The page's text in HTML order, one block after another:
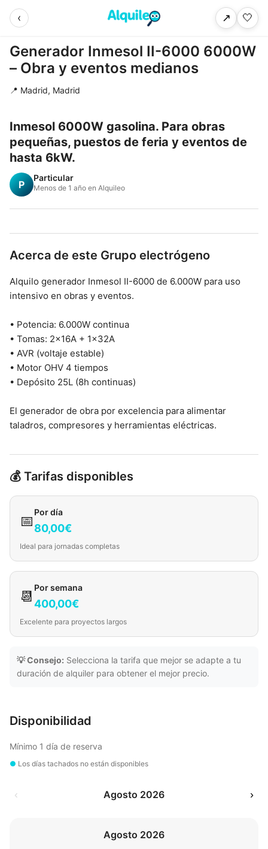
‹ ↗ 🤍
Generador Inmesol II-6000 6000W
– Obra y eventos medianos
📍 Madrid, Madrid
Inmesol 6000W gasolina. Para obras
pequeñas, puestos de feria y eventos de
hasta 6kW.
P
Particular
Menos de 1 año en Alquileo
Acerca de este Grupo electrógeno
Alquilo generador Inmesol II-6000 de 6.000W para uso
intensivo en obras y eventos.
• Potencia: 6.000W continua
• Tomas: 2×16A + 1×32A
• AVR (voltaje estable)
• Motor OHV 4 tiempos
• Depósito 25L (8h continuas)
El generador de obra por excelencia para alimentar
taladros, compresores y herramientas eléctricas.
💰 Tarifas disponibles
📅
Por día
80,00€
Ideal para jornadas completas
📆
Por semana
400,00€
Excelente para proyectos largos
💡 Consejo: Selecciona la tarifa que mejor se adapte a tu
duración de alquiler para obtener el mejor precio.
Disponibilidad
Mínimo 1 día de reserva
● Los días tachados no están disponibles
‹ Agosto 2026 ›
Agosto 2026